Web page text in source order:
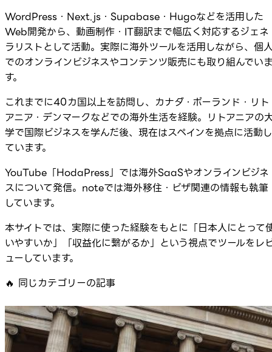
WordPress・Next.js・Supabase・Hugoなどを活用した
Web開発から、動画制作・IT翻訳まで幅広く対応するジェネ
ラリストとして活動。実際に海外ツールを活用しながら、個
でのオンラインビジネスやコンテンツ販売にも取り組んでい
す。
これまでに40カ国以上を訪問し、カナダ・ポーランド・リト
アニア・デンマークなどでの海外生活を経験。リトアニアの
学で国際ビジネスを学んだ後、現在はスペインを拠点に活動し
ています。
YouTube「HodaPress」では海外SaaSやオンラインビジネ
スについて発信。noteでは海外移住・ビザ関連の情報も執筆
しています。
本サイトでは、実際に使った経験をもとに「日本人にとって
いやすいか」「収益化に繋がるか」という視点でツールをレ
ューしています。
🔥 同じカテゴリーの記事